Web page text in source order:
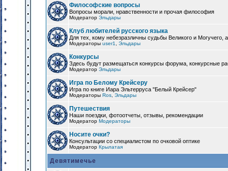
Философские вопросы
Вопросы морали, нравственности и прочая философия
Модератор Эльдары
Клуб любителей русского языка
Для тех, кому небезразличны судьбы Великого и Могучего,
Модераторы user1 Эльдары
Конкурсы
Здесь будут размещаться конкурсы форума, конкурсные
Модератор Эльдары
Игра по Белому Крейсеру
Игра по книге Иара Эльтерруса "Белый Крейсер"
Модераторы Ros Эльдары
Путешествия
Наши поездки, фотоотчеты, отзывы, рекомендации
Модератор Модераторы
Носите очки?
Консультации со специалистом по очковой оптике
Модератор Крылатая
Девятимечье